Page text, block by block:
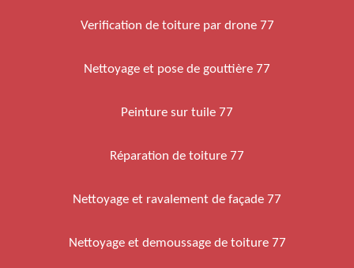
Verification de toiture par drone 77
Nettoyage et pose de gouttière 77
Peinture sur tuile 77
Réparation de toiture 77
Nettoyage et ravalement de façade 77
Nettoyage et demoussage de toiture 77